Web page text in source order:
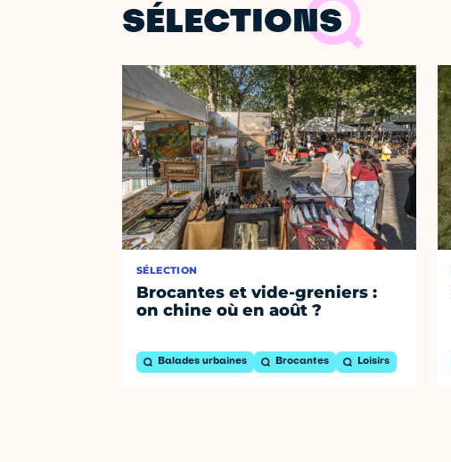
SÉLECTIONS
SÉLECTION
Brocantes et vide-greniers :
on chine où en août ?
Balades urbaines Brocantes Loisirs